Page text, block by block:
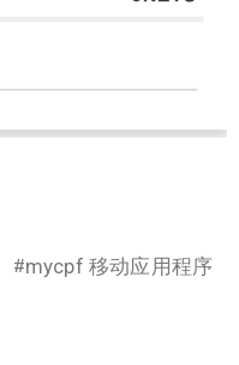
#mycpf 移动应用程序